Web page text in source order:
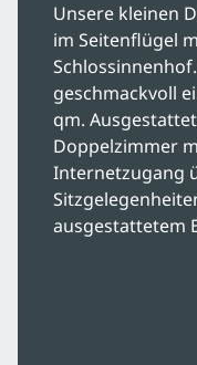
Unsere kleinen
im Seitenflügel
geschmackvoll
qm.
Doppelzimmer
Internetzugang
ausgestattetem